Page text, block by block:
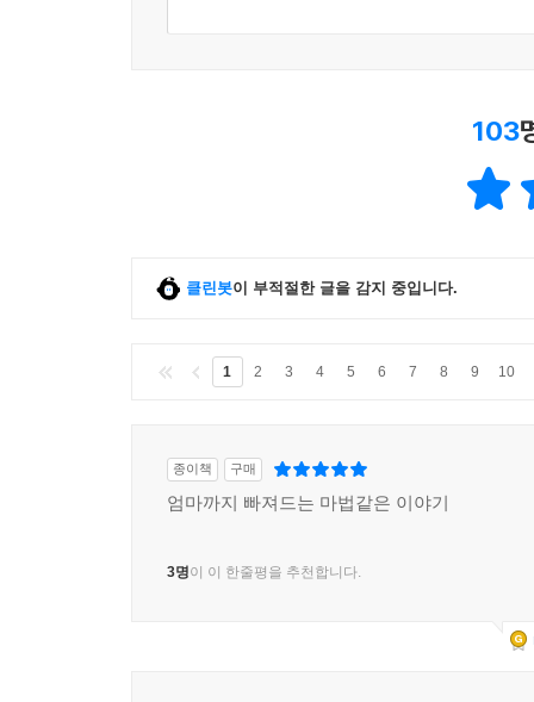
103
클린봇이 부적절한 글을 감지 중입니다.
1 2 3 4 5 6 7 8 9 10
종이책 구매
엄마까지 빠져드는 마법같은 이야기
3명이 이 한줄평을 추천합니다.